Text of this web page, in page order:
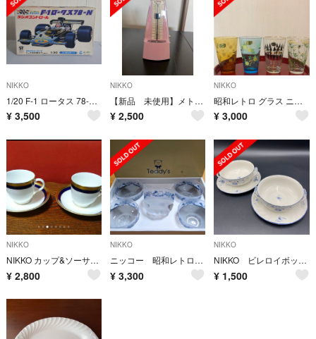
NIKKO
1/20 F-1 ロータス 78-N ラジコン 昭和レトロ
¥ 3,500
NIKKO
【新品 未使用】メトロノーム
¥ 2,500
NIKKO
昭和レトロ グラス ニッコー
¥ 3,000
NIKKO
NIKKO カップ&ソーサー 2客セット
¥ 2,800
NIKKO
ニッコー 昭和レトロ アイスクリームセット
¥ 3,300
NIKKO
NIKKO ビレロイボッホ スープカップ＆ソーサ 2客
¥ 1,500